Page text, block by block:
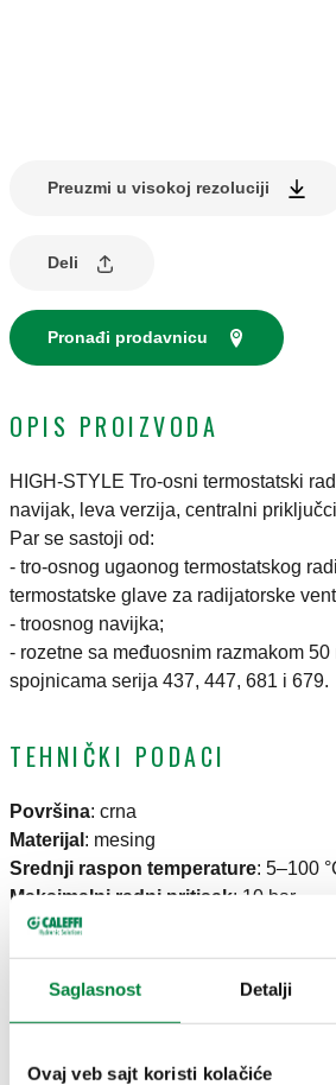
Saglasnost Detalji
Ovaj veb sajt koristi kolačiće
Preuzmi u visokoj rezoluciji
Deli
Pronađi prodavnicu
OPIS PROIZVODA
HIGH-STYLE Tro-osni termostatski
navijak, leva verzija, centralni
Par se sastoji od:
- tro-osnog ugaonog termostatskog
termostatske glave za radijatorske
- troosnog navijka;
- rozetne sa međuosnim razmakom
spojnicama serija 437, 447, 681 i 679.
TEHNIČKI PODACI
Površina: crna
Materijal : mesing
Srednji raspon temperature: 5–100
Maksimalni radni pritisak: 10 bar
CRTEŽI I SPECIFIKACIJE